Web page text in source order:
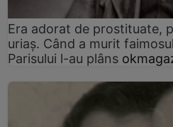
Era adorat de prostituate,
uriaș. Când a murit
Parisului l-au plâns